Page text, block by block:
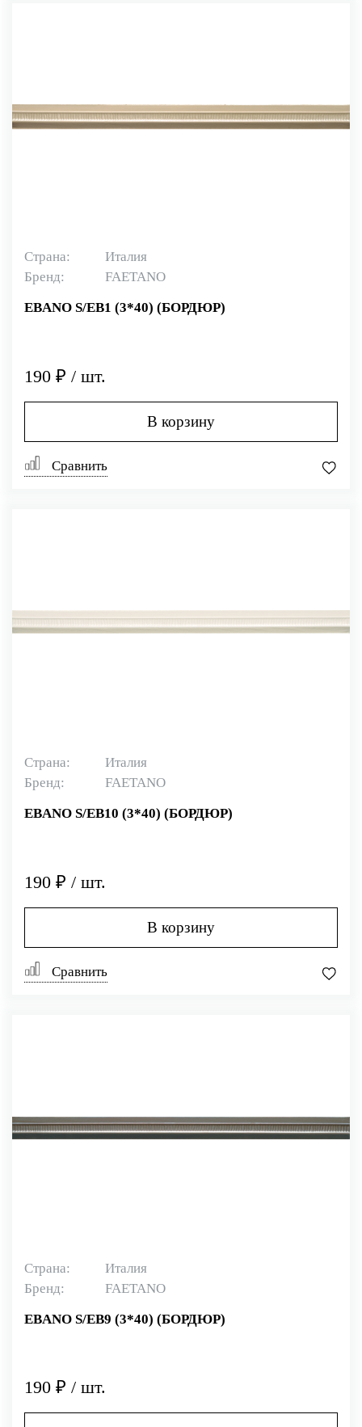
Страна:
Италия
Бренд:
FAETANO
EBANO S/EB1 (3*40) (БОРДЮР)
190 ₽ / шт.
В корзину
Сравнить
Страна:
Италия
Бренд:
FAETANO
EBANO S/EB10 (3*40) (БОРДЮР)
190 ₽ / шт.
В корзину
Сравнить
Страна:
Италия
Бренд:
FAETANO
EBANO S/EB9 (3*40) (БОРДЮР)
190 ₽ / шт.